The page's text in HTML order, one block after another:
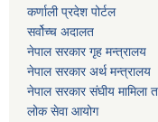
कर्णाली प्रदेश पोर्टल
सर्वोच्‍च अदालत
नेपाल सरकार गृह मन्‍‍‍त्रालय
नेपाल सरकार अर्थ मन्‍त्रालय
नेपाल सरकार संघीय मामिला
लोक सेवा आयोग